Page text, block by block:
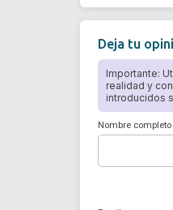
Deja tu
Importante:
realidad y
introducidos
Nombre completo